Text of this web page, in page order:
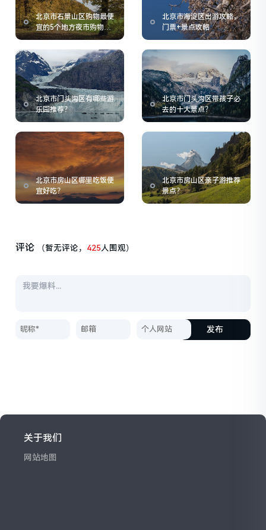
北京市石景山区购物最便
宜的5个地方夜市购物指
南
北京市海淀区出游攻略，
门票+景点攻略
北京市门头沟区有哪些游
乐园推荐？
北京市门头沟区带孩子必
去的十大景点？
北京市房山区哪里吃饭便
宜好吃？
北京市房山区亲子游推荐
景点？
评论 （暂无评论， 425人围观）
发布
关于我们
网站地图